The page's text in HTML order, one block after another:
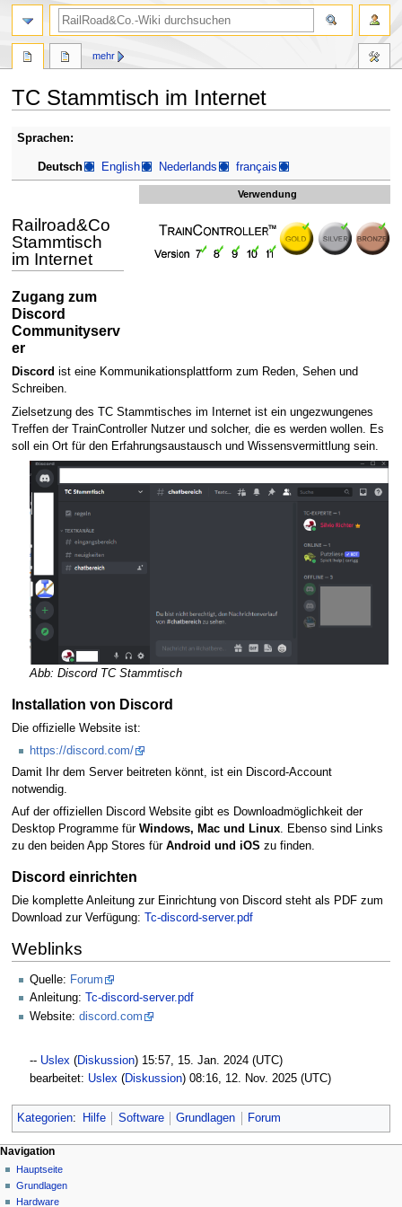
TC Stammtisch im Internet
Zur
springen
Zur
springen
Sprachen:
Deutsch English Nederlands français
Verwendung
Railroad&Co
Stammtisch
im Internet
Zugang zum
Discord
Communityserv
er
Discord ist eine Kommunikationsplattform zum Reden, Sehen und
Schreiben.
Zielsetzung des TC Stammtisches im Internet ist ein ungezwungenes
Treffen der TrainController Nutzer und solcher, die es werden wollen. Es
soll ein Ort für den Erfahrungsaustausch und Wissensvermittlung sein.
Abb: Discord TC Stammtisch
Installation von Discord
Die offizielle Website ist:
https://discord.com/
Damit Ihr dem Server beitreten könnt, ist ein Discord-Account
notwendig.
Auf der offiziellen Discord Website gibt es Downloadmöglichkeit der
Desktop Programme für Windows, Mac und Linux. Ebenso sind Links
zu den beiden App Stores für Android und iOS zu finden.
Discord einrichten
Die komplette Anleitung zur Einrichtung von Discord steht als PDF zum
Download zur Verfügung: Tc-discord-server.pdf
Weblinks
Quelle: Forum
Anleitung:
Tc-discord-server.pdf
Website: discord.com
-- Uslex (Diskussion) 15:57, 15. Jan. 2024 (UTC)
bearbeitet: Uslex (Diskussion) 08:16, 12. Nov. 2025 (UTC)
Kategorien: Hilfe Software Grundlagen Forum
N
a
v
Seitenaktionen
Seite
Diskussion
Lesen
mehr
Meine Werkzeuge
Deutsch
Anmelden
Navigation
Hauptseite
Grundlagen
Hardware
Suche